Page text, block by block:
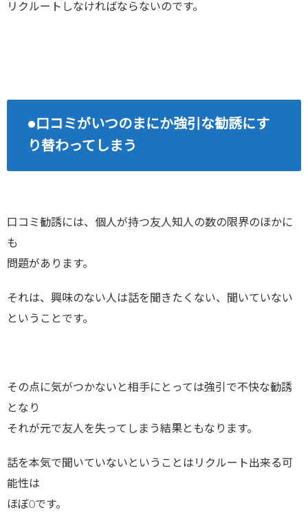
リクルートしなければならないのです。
●口コミがいつのまにか強引な勧誘にす
り替わってしまう
口コミ勧誘には、個人が持つ友人知人の数の限界のほかに
も
問題があります。
それは、興味のない人は話を聞きたくない、聞いていない
ということです。
その点に気がつかないと相手にとっては強引で不快な勧誘
となり
それが元で友人を失ってしまう結果ともなります。
話を本気で聞いていないということはリクルート出来る可
能性は
ほぼ0です。